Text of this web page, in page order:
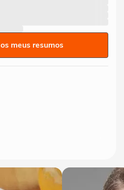
meus resumos